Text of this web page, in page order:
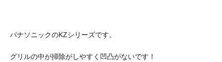
パナソニックのKZシリーズです。
グリルの中が掃除がしやすく凹凸がないです！